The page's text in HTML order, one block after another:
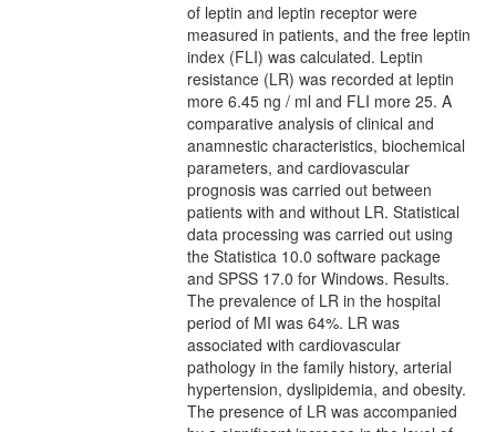
of leptin and leptin receptor were
measured in patients, and the free leptin
index (FLI) was calculated. Leptin
resistance (LR) was recorded at leptin
more 6.45 ng / ml and FLI more 25. A
comparative analysis of clinical and
anamnestic characteristics, biochemical
parameters, and cardiovascular
prognosis was carried out between
patients with and without LR. Statistical
data processing was carried out using
the Statistica 10.0 software package
and SPSS 17.0 for Windows. Results.
The prevalence of LR in the hospital
period of MI was 64%. LR was
associated with cardiovascular
pathology in the family history, arterial
hypertension, dyslipidemia, and obesity.
The presence of LR was accompanied